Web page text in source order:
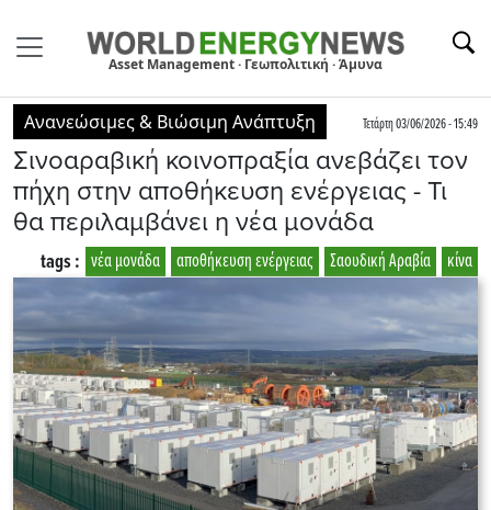
Asset Management · Γεωπολιτική · Άμυνα
Ανανεώσιμες & Βιώσιμη Ανάπτυξη Τετάρτη 03/06/2026 - 15:49
Σινοαραβική κοινοπραξία ανεβάζει τον
πήχη στην αποθήκευση ενέργειας - Τι
θα περιλαμβάνει η νέα μονάδα
κίνα
Σαουδική Αραβία
αποθήκευση ενέργειας
νέα μονάδα
tags :